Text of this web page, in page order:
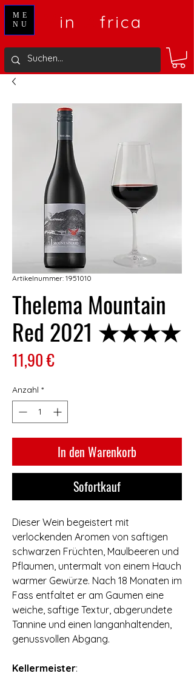
in frica
ME
NU
Artikelnummer: 1951010
Thelema Mountain
Red 2021 ★★★★
11,90 €Preis
Anzahl *
In den Warenkorb
Sofortkauf
Dieser Wein begeistert mit
verlockenden Aromen von saftigen
schwarzen Früchten‚ Maulbeeren und
Pflaumen‚ untermalt von einem Hauch
warmer Gewürze. Nach 18 Monaten im
Fass entfaltet er am Gaumen eine
weiche‚ saftige Textur‚ abgerundete
Tannine und einen langanhaltenden‚
genussvollen Abgang.
Kellermeister: